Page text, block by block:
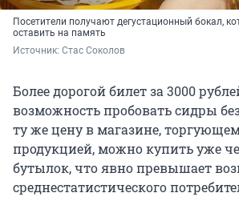
Посетители получают дегустационный бокал,
оставить на память
Источник: Стас Соколов
Более дорогой билет за 3000
возможность пробовать сидры
ту же цену в магазине,
продукцией, можно купить уже
бутылок, что явно превышает
среднестатистического